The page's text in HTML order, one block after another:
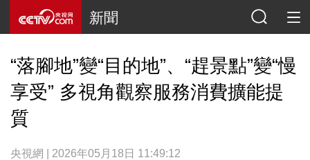
新聞
“落腳地”變“目的地”、“趕景點”變“慢
享受” 多視角觀察服務消費擴能提
質
央視網 | 2026年05月18日 11:49:12